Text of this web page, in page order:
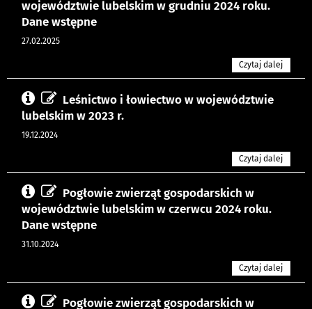
województwie lubelskim w grudniu 2024 roku.
Dane wstępne
27.02.2025
Czytaj dalej
Leśnictwo i łowiectwo w województwie
lubelskim w 2023 r.
19.12.2024
Czytaj dalej
Pogłowie zwierząt gospodarskich w
województwie lubelskim w czerwcu 2024 roku.
Dane wstępne
31.10.2024
Czytaj dalej
Pogłowie zwierząt gospodarskich w